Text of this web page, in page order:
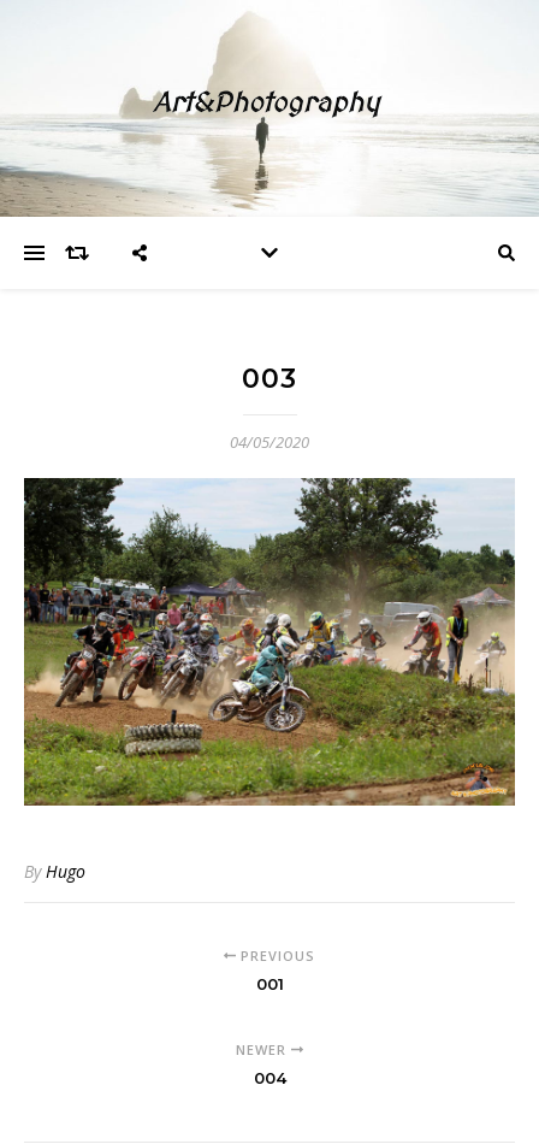
003
04/05/2020
ByHugo
PREVIOUS
001
NEWER
004